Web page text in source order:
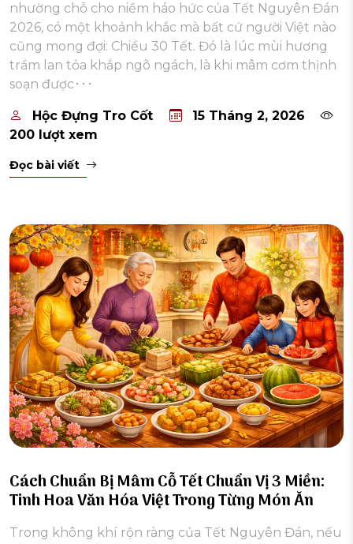
nhường chỗ cho niềm háo hức của Tết Nguyên Đán
2026, có một khoảnh khắc mà bất cứ người Việt nào
cũng mong đợi: Chiều 30 Tết. Đó là lúc mùi hương
trầm lan tỏa khắp ngõ ngách, là khi mâm cơm thịnh
soạn được･･･
Hộc Đựng Tro Cốt
15 Tháng 2, 2026
200 lượt xem
Đọc bài viết
Cách Chuẩn Bị Mâm Cỗ Tết Chuẩn Vị 3 Miền:
Tinh Hoa Văn Hóa Việt Trong Từng Món Ăn
Trong không khí rộn ràng của Tết Nguyên Đán, nếu